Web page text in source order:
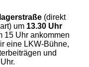
(direkt
um 13.30 Uhr
15 Uhr ankommen
eine LKW-Bühne,
und